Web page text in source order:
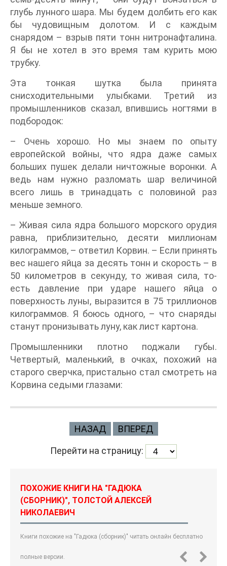
глубь лунного шара. Мы будем долбить его как
бы чудовищным долотом. И с каждым
снарядом – взрыв пяти тонн нитронафталина.
Я бы не хотел в это время там курить мою
трубку.
Эта тонкая шутка была принята
снисходительными улыбками. Третий из
промышленников сказал, впившись ногтями в
подбородок:
– Очень хорошо. Но мы знаем по опыту
европейской войны, что ядра даже самых
больших пушек делали ничтожные воронки. А
ведь нам нужно разломать шар величиной
всего лишь в тринадцать с половиной раз
меньше земного.
– Живая сила ядра большого морского орудия
равна, приблизительно, десяти миллионам
килограммов, – ответил Корвин. – Если принять
вес нашего яйца за десять тонн и скорость – в
50 километров в секунду, то живая сила, то-
есть давление при ударе нашего яйца о
поверхность луны, выразится в 75 триллионов
килограммов. Я боюсь одного, – что снаряды
станут пронизывать луну, как лист картона.
Промышленники плотно поджали губы.
Четвертый, маленький, в очках, похожий на
старого сверчка, пристально стал смотреть на
Корвина седыми глазами:
НАЗАД ВПЕРЕД
Перейти на страницу:
ПОХОЖИЕ КНИГИ НА "ГАДЮКА
(СБОРНИК)", ТОЛСТОЙ АЛЕКСЕЙ
НИКОЛАЕВИЧ
Книги похожие на "Гадюка (сборник)" читать онлайн бесплатно
полные версии.